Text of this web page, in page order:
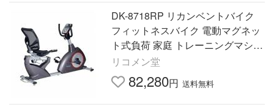
DK-8718RP リカンベントバイク
フィットネスバイク 電動マグネッ
ト式負荷 家庭 トレーニングマシー
ン クロストレーナー エリプティカ
ル リハビリ 代引不可
リコメン堂
82,280円 送料無料